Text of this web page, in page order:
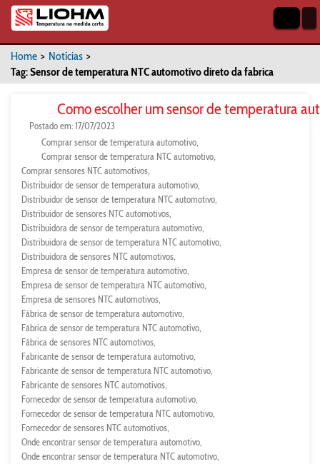
Home > Notícias >
Tag: Sensor de temperatura NTC automotivo direto da fabrica
Como escolher um sensor de temperatura
Postado em: 17/07/2023
Comprar sensor de temperatura automotivo
Comprar sensor de temperatura NTC automotivo
Comprar sensores NTC automotivos
Distribuidor de sensor de temperatura automotivo
Distribuidor de sensor de temperatura NTC automotivo
Distribuidor de sensores NTC automotivos
Distribuidora de sensor de temperatura automotivo
Distribuidora de sensor de temperatura NTC automotivo
Distribuidora de sensores NTC automotivos
Empresa de sensor de temperatura automotivo
Empresa de sensor de temperatura NTC automotivo
Empresa de sensores NTC automotivos
Fábrica de sensor de temperatura automotivo
Fábrica de sensor de temperatura NTC automotivo
Fábrica de sensores NTC automotivos
Fabricante de sensor de temperatura automotivo
Fabricante de sensor de temperatura NTC automotivo
Fabricante de sensores NTC automotivos
Fornecedor de sensor de temperatura automotivo
Fornecedor de sensor de temperatura NTC automotivo
Fornecedor de sensores NTC automotivos
Onde encontrar sensor de temperatura automotivo
Onde encontrar sensor de temperatura NTC automotivo